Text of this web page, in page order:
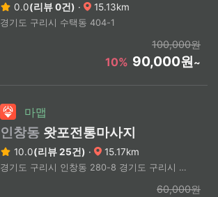
0.0(리뷰 0건) · 15.13km
경기도 구리시 수택동 404-1
100,000원
10% 90,000원~
마맵
인창동 왓포전통마사지
10.0(리뷰 25건) · 15.17km
경기도 구리시 인창동 280-8 경기도 구리시 경춘로 221 3층
60,000원